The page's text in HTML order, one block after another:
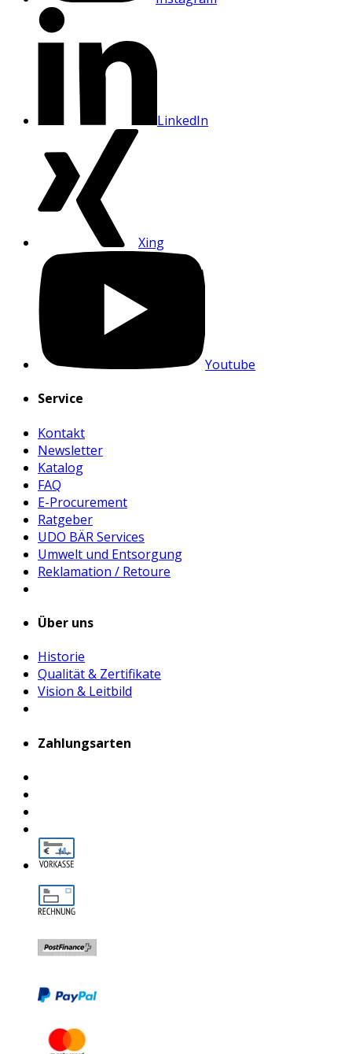
LinkedIn
Xing
Youtube
Service
Kontakt
Newsletter
Katalog
FAQ
E-Procurement
Ratgeber
UDO BÄR Services
Umwelt und Entsorgung
Reklamation / Retoure
Über uns
Historie
Qualität & Zertifikate
Vision & Leitbild
Zahlungsarten